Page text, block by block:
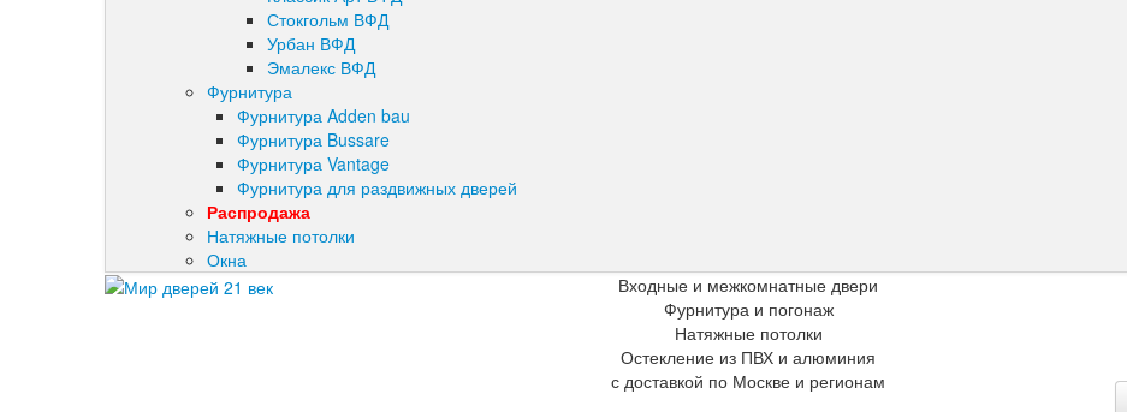
Стокгольм ВФД
Урбан ВФД
Эмалекс ВФД
Фурнитура
Фурнитура Adden bau
Фурнитура Bussare
Фурнитура Vantage
Фурнитура для раздвижных дверей
Распродажа
Натяжные потолки
Окна
Входные и межкомнатные двери
Фурнитура и погонаж
Натяжные потолки
Остекление из ПВХ и алюминия
с доставкой по Москве и регионам